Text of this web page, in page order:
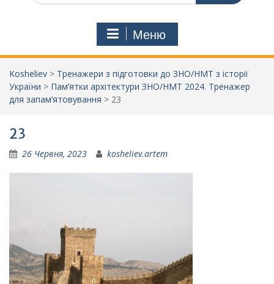
Меню
Kosheliev > Тренажери з підготовки до ЗНО/НМТ з історії
України > Пам’ятки архітектури ЗНО/НМТ 2024. Тренажер
для запам’ятовування > 23
23
26 Червня, 2023 kosheliev.artem